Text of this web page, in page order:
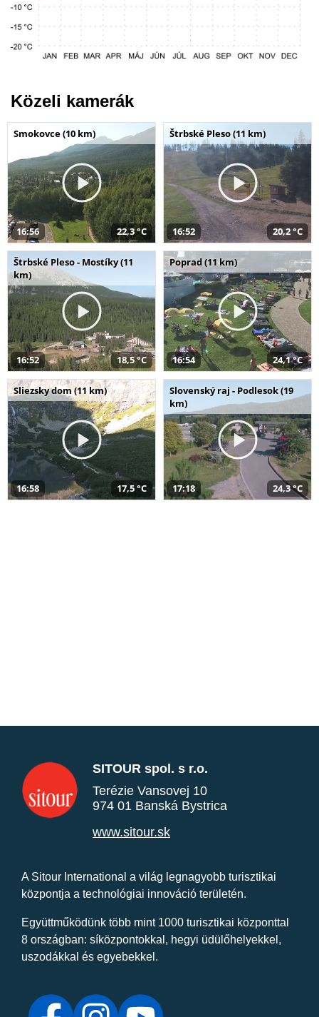
Közeli kamerák
Smokovce (10 km)
16:56 22,3 °C
Štrbské Pleso (11 km)
16:52 20,2 °C
Štrbské Pleso - Mostíky (11
km)
16:52 18,5 °C
Poprad (11 km)
16:54 24,1 °C
Sliezsky dom (11 km)
16:58 17,5 °C
Slovenský raj - Podlesok (19
km)
17:18 24,3 °C
SITOUR spol. s r.o.
Terézie Vansovej 10
974 01 Banská Bystrica
www.sitour.sk
A Sitour International a világ legnagyobb turisztikai
központja a technológiai innováció területén.
Együttműködünk több mint 1000 turisztikai központtal
8 országban: síközpontokkal, hegyi üdülőhelyekkel,
uszodákkal és egyebekkel.